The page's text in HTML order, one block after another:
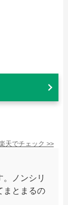
天でチェック >>
ノンシリ
まとまるの